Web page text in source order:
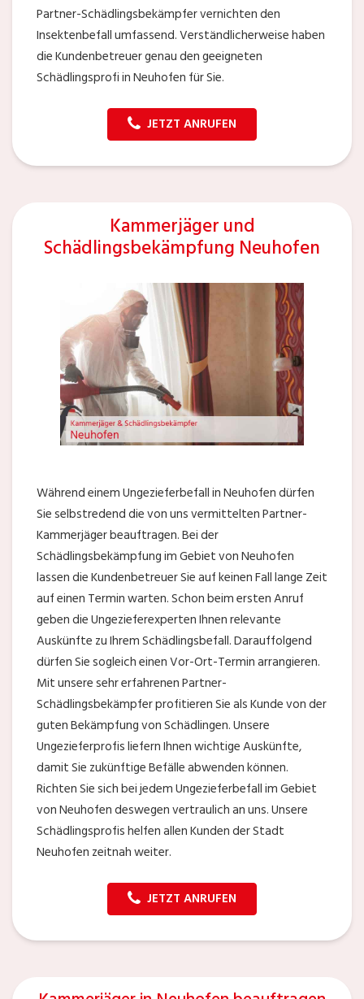
Partner-Schädlingsbekämpfer vernichten den
Insektenbefall umfassend. Verständlicherweise haben
die Kundenbetreuer genau den geeigneten
Schädlingsprofi in Neuhofen für Sie.
JETZT ANRUFEN
Kammerjäger und
Schädlingsbekämpfung Neuhofen
Während einem Ungezieferbefall in Neuhofen dürfen
Sie selbstredend die von uns vermittelten Partner-
Kammerjäger beauftragen. Bei der
Schädlingsbekämpfung im Gebiet von Neuhofen
lassen die Kundenbetreuer Sie auf keinen Fall lange Zeit
auf einen Termin warten. Schon beim ersten Anruf
geben die Ungezieferexperten Ihnen relevante
Auskünfte zu Ihrem Schädlingsbefall. Darauffolgend
dürfen Sie sogleich einen Vor-Ort-Termin arrangieren.
Mit unsere sehr erfahrenen Partner-
Schädlingsbekämpfer profitieren Sie als Kunde von der
guten Bekämpfung von Schädlingen. Unsere
Ungezieferprofis liefern Ihnen wichtige Auskünfte,
damit Sie zukünftige Befälle abwenden können.
Richten Sie sich bei jedem Ungezieferbefall im Gebiet
von Neuhofen deswegen vertraulich an uns. Unsere
Schädlingsprofis helfen allen Kunden der Stadt
Neuhofen zeitnah weiter.
JETZT ANRUFEN